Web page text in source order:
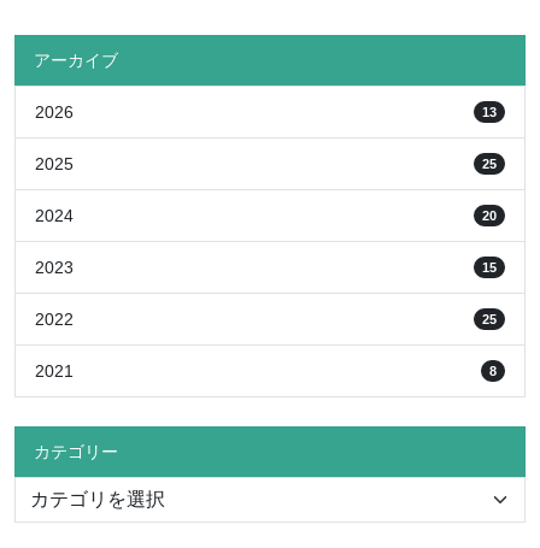
アーカイブ
2026 13
2025 25
2024 20
2023 15
2022 25
2021 8
カテゴリー